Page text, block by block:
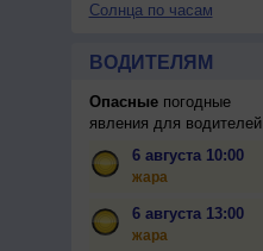
Солнца по часам
ВОДИТЕЛЯМ
Опасныепогодные
явления для водителей
6 августа 10:00
жара
6 августа 13:00
жара